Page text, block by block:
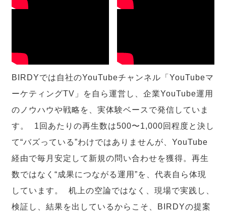
BIRDYでは自社のYouTubeチャンネル「YouTubeマ
ーケティングTV」を自ら運営し、企業YouTube運用
のノウハウや戦略を、実体験ベースで発信していま
す。 1回あたりの再生数は500〜1,000回程度と決し
て“バズっている”わけではありませんが、YouTube
経由で毎月安定して新規の問い合わせを獲得。再生
数ではなく“成果につながる運用”を、代表自ら体現
しています。 机上の空論ではなく、現場で実践し、
検証し、結果を出しているからこそ、BIRDYの提案